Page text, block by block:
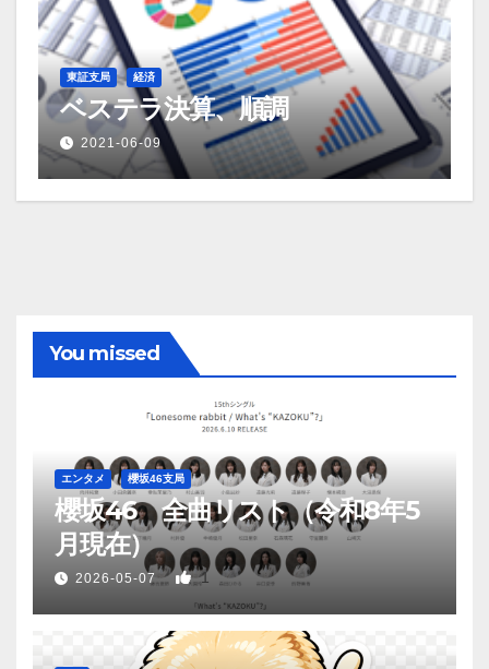
東証支局 経済
ベステラ決算、順調
2021-06-09
You missed
エンタメ 櫻坂46支局
櫻坂46 全曲リスト（令和8年5
月現在）
2026-05-07 1